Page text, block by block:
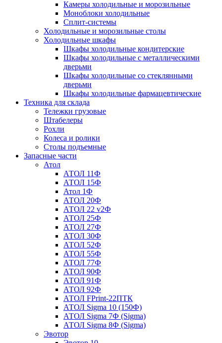
Камеры холодильные и морозильные
Моноблоки холодильные
Сплит-системы
Холодильные и морозильные столы
Холодильные шкафы
Шкафы холодильные кондитерские
Шкафы холодильные с металлическими
дверьми
Шкафы холодильные со стеклянными
дверьми
Шкафы холодильные фармацевтические
Техника для склада
Тележки грузовые
Штабелеры
Рохли
Колеса и ролики
Столы подъемные
Запасные части
Атол
АТОЛ 11Ф
АТОЛ 15Ф
Атол 1Ф
АТОЛ 20Ф
АТОЛ 22 v2Ф
АТОЛ 25Ф
АТОЛ 27Ф
АТОЛ 30Ф
АТОЛ 52Ф
АТОЛ 55Ф
АТОЛ 77Ф
АТОЛ 90Ф
АТОЛ 91Ф
АТОЛ 92Ф
АТОЛ FPrint-22ПТК
АТОЛ Sigma 10 (150Ф)
АТОЛ Sigma 7Ф (Sigma)
АТОЛ Sigma 8Ф (Sigma)
Эвотор